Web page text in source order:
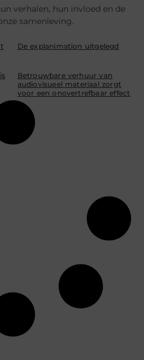
verhalen, hun invloed en de
samenleving.
De explanimation uitgelegd
Betrouwbare verhuur van
audiovisueel materiaal zorgt
voor een onovertrefbaar effect